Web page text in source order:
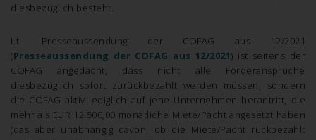
diesbezüglich besteht.
Lt. Presseaussendung der COFAG aus 12/2021
(Presseaussendung der COFAG aus 12/2021) ist seitens der
COFAG angedacht, dass nicht alle Förderansprüche
diesbezüglich sofort zurückbezahlt werden müssen, sondern
die COFAG aktiv lediglich auf jene Unternehmen herantritt, die
mehr als EUR 12.500,00 monatliche Miete/Pacht angesetzt haben
(das aber unabhängig davon, ob die Miete/Pacht rückbezahlt